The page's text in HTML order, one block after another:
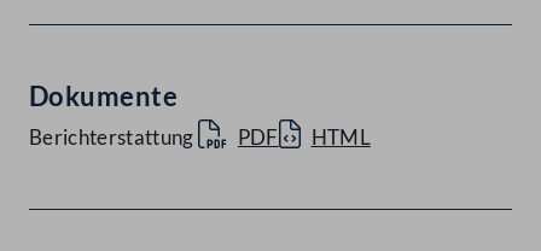
Dokumente
Berichterstattung PDF HTML